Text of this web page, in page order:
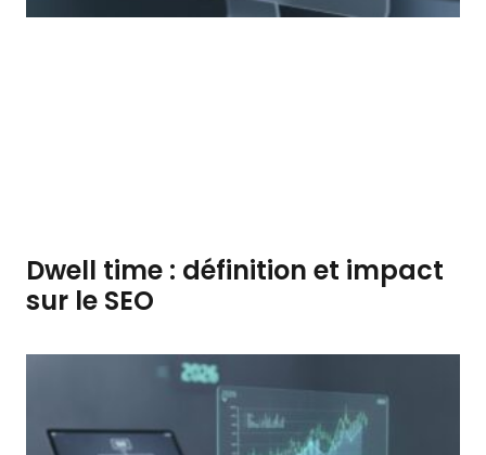
Dwell time : définition et impact
sur le SEO